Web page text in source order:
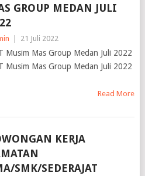
GROUP MEDAN JULI
21 Juli 2022
Musim Mas Group Medan Juli 2022
Musim Mas Group Medan Juli 2022
Read More
KERJA
SMK/SEDERAJAT